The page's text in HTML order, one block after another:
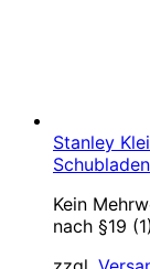
Stanley
Schubladen
Kein
nach §19